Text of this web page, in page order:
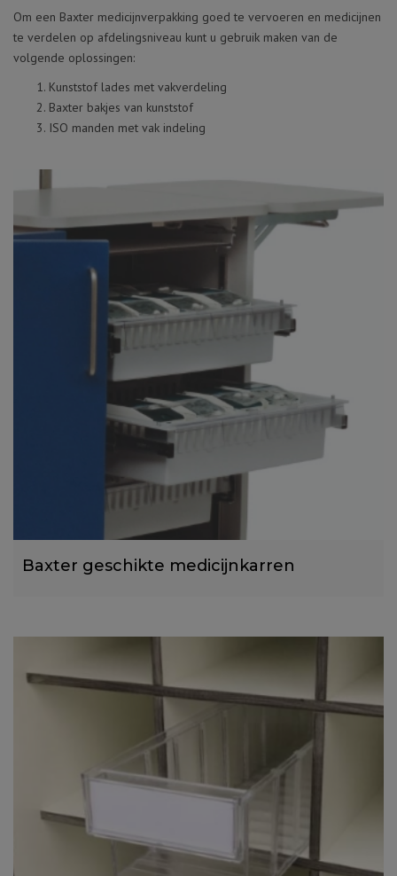
Om een Baxter medicijnverpakking goed te vervoeren en medicijnen
te verdelen op afdelingsniveau kunt u gebruik maken van de
volgende oplossingen:
Kunststof lades met vakverdeling
Baxter bakjes van kunststof
ISO manden met vak indeling
Baxter geschikte medicijnkarren